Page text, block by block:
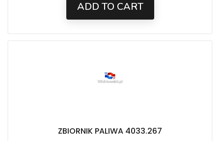
ADD TO CART
ZBIORNIK PALIWA 4033.267